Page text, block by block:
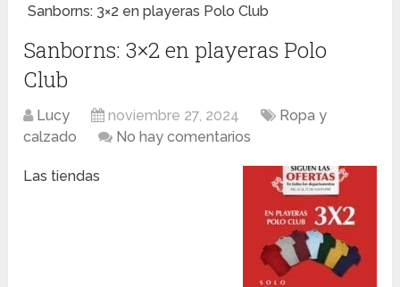
Sanborns: 3×2 en playeras Polo Club
Sanborns: 3×2 en playeras Polo
Club
Lucy noviembre 27, 2024
Ropa y
calzado
No hay comentarios
Las tiendas